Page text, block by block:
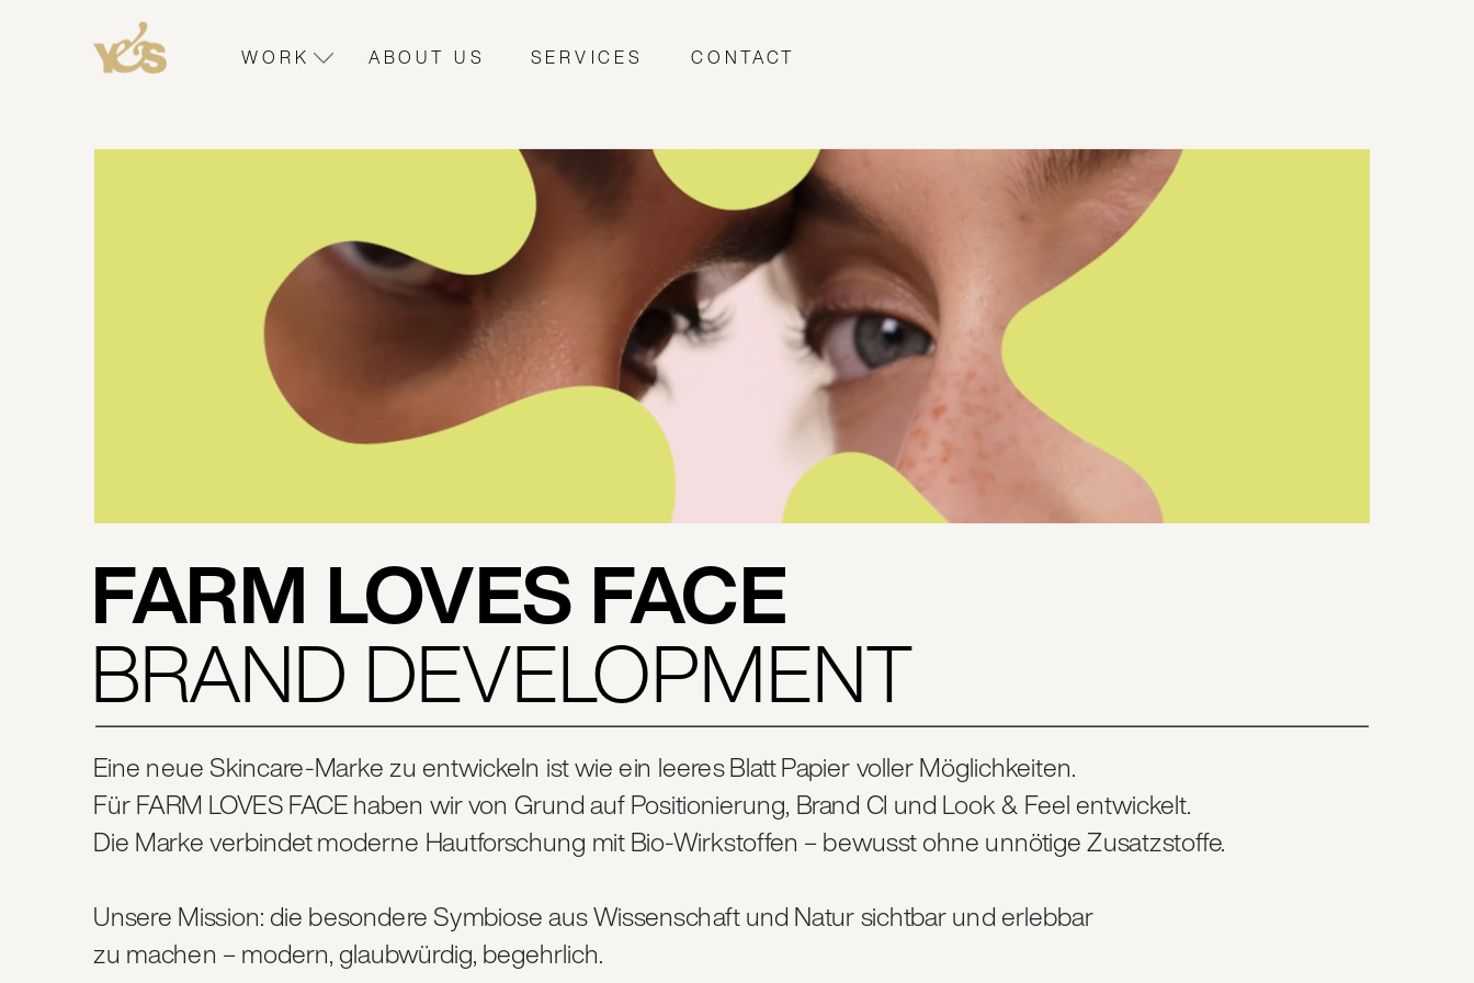
FARM LOVES FACE
BRAND DEVELOPMENT
Eine neue Skincare-Marke zu entwickeln ist wie ein leeres Blatt Papier voller Möglichkeiten.
Für FARM LOVES FACE haben wir von Grund auf Positionierung, Brand CI und Look & Feel entwickelt.
Die Marke verbindet moderne Hautforschung mit Bio-Wirkstoffen – bewusst ohne unnötige Zusatzstoffe.
Unsere Mission: die besondere Symbiose aus Wissenschaft und Natur sichtbar und erlebbar
zu machen – modern, glaubwürdig, begehrlich.
CONTACT
SERVICES
ABOUT US
WORK